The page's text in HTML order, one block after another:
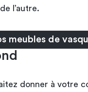
l’autre.
meubles de
donner à votre